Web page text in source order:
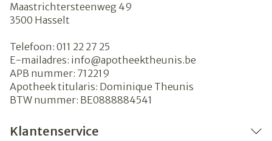
Maastrichtersteenweg 49
3500 Hasselt
Telefoon: 011 22 27 25
E-mailadres: info@apotheektheunis.be
APB nummer: 712219
Apotheek titularis: Dominique Theunis
BTW nummer: BE0888884541
Klantenservice